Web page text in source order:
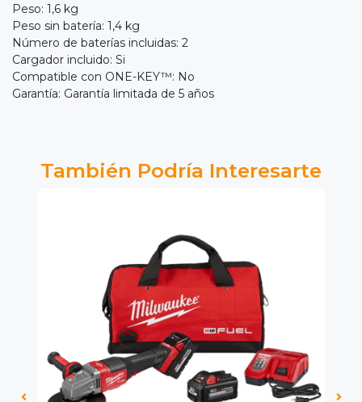
Peso: 1,6 kg
Peso sin batería: 1,4 kg
Número de baterías incluidas: 2
Cargador incluido: Si
Compatible con ONE-KEY™: No
Garantía: Garantía limitada de 5 años
También Podría Interesarte